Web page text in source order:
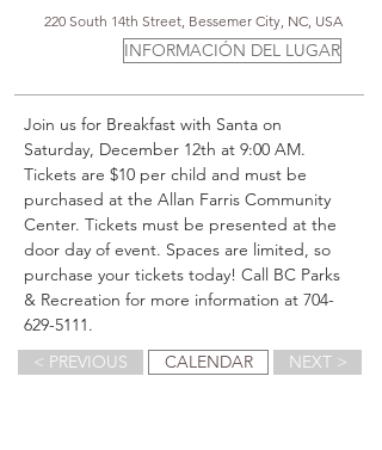
220 South 14th Street, Bessemer City, NC, USA
INFORMACIÓN DEL LUGAR
Join us for Breakfast with Santa on
Saturday, December 12th at 9:00 AM.
Tickets are $10 per child and must be
purchased at the Allan Farris Community
Center. Tickets must be presented at the
door day of event. Spaces are limited, so
purchase your tickets today! Call BC Parks
& Recreation for more information at 704-
629-5111.
< PREVIOUS
CALENDAR NEXT >